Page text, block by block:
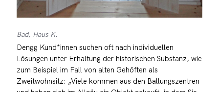
Bad, Haus K.
Dengg Kund*innen suchen oft nach individuellen
Lösungen unter Erhaltung der historischen Substanz, wie
zum Beispiel im Fall von alten Gehöften als
Zweitwohnsitz: „Viele kommen aus den Ballungszentren